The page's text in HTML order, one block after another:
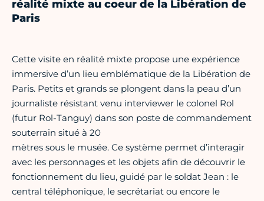
réalité mixte au coeur de la Libération de
Paris
Cette visite en réalité mixte propose une expérience
immersive d’un lieu emblématique de la Libération de
Paris. Petits et grands se plongent dans la peau d’un
journaliste résistant venu interviewer le colonel Rol
(futur Rol-Tanguy) dans son poste de commandement
souterrain situé à 20
mètres sous le musée. Ce système permet d’interagir
avec les personnages et les objets afin de découvrir le
fonctionnement du lieu, guidé par le soldat Jean : le
central téléphonique, le secrétariat ou encore le